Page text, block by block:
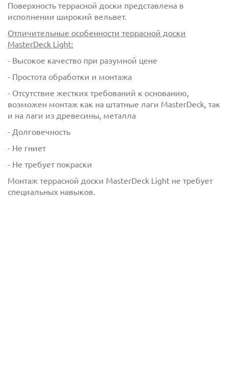
Поверхность террасной доски представлена в
исполнении широкий вельвет.
Отличительные особенности террасной доски
MasterDeck Light:
- Высокое качество при разумной цене
- Простота обработки и монтажа
- Отсутствие жестких требований к основанию,
возможен монтаж как на штатные лаги MasterDeck, так
и на лаги из древесины, металла
- Долговечность
- Не гниет
- Не требует покраски
Монтаж террасной доски MasterDeck Light не требует
специальных навыков.